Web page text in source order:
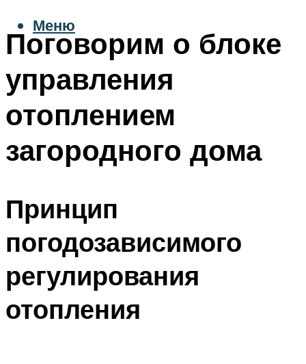
Меню
Поговорим о блоке
управления
отоплением
загородного дома
Принцип
погодозависимого
регулирования
отопления